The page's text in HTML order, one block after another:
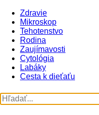
Zdravie
Mikroskop
Tehotenstvo
Rodina
Zaujímavosti
Cytológia
Labáky
Cesta k dieťaťu